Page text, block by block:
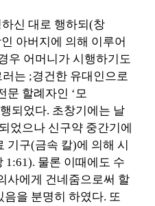
신 대로 행하되(창
아버지에 의해 이루어
우 어머니가 시행하기도
는 ;경건한 유대인으로
문 할례자인 ‘모
되었다. 초창기에는 날
었으나 신구약 중간기에
기구(금속 칼)에 의해 시
1:61). 물론 이때에도 수
사에게 건네줌으로써 할
을 분명히 하였다. 또